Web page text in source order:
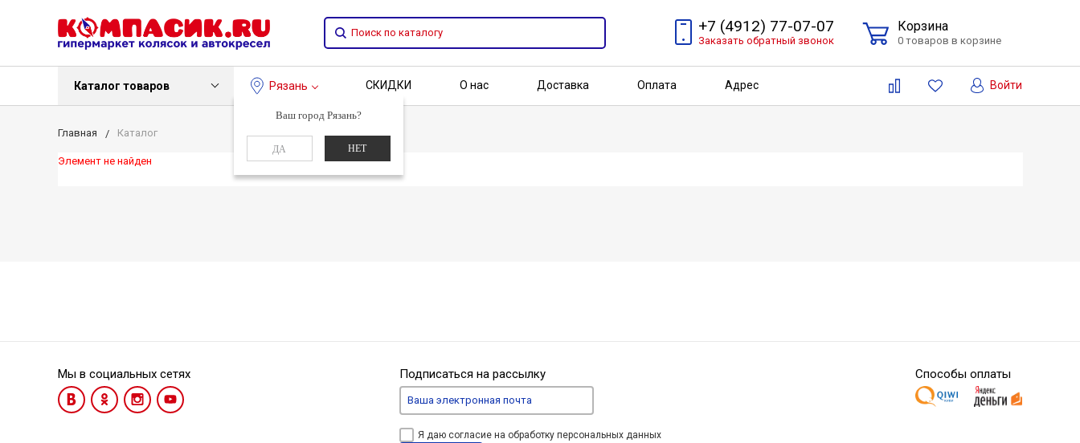
+7 (4912) 77-07-07
Заказать обратный звонок
Корзина
0 товаров в корзине
Каталог товаров Рязань
Ваш город Рязань?
ДА НЕТ
СКИДКИ О нас Доставка Оплата Адрес Войти
Главная Каталог
Элемент не найден
Мы в социальных сетях Подписаться на рассылку
Я даю согласие на обработку персональных данных
Способы оплаты